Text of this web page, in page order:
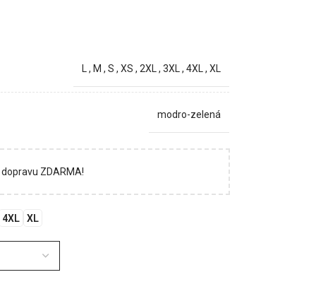
L , M , S , XS , 2XL , 3XL , 4XL , XL
modro-zelená
ZDARMA!
4XL XL